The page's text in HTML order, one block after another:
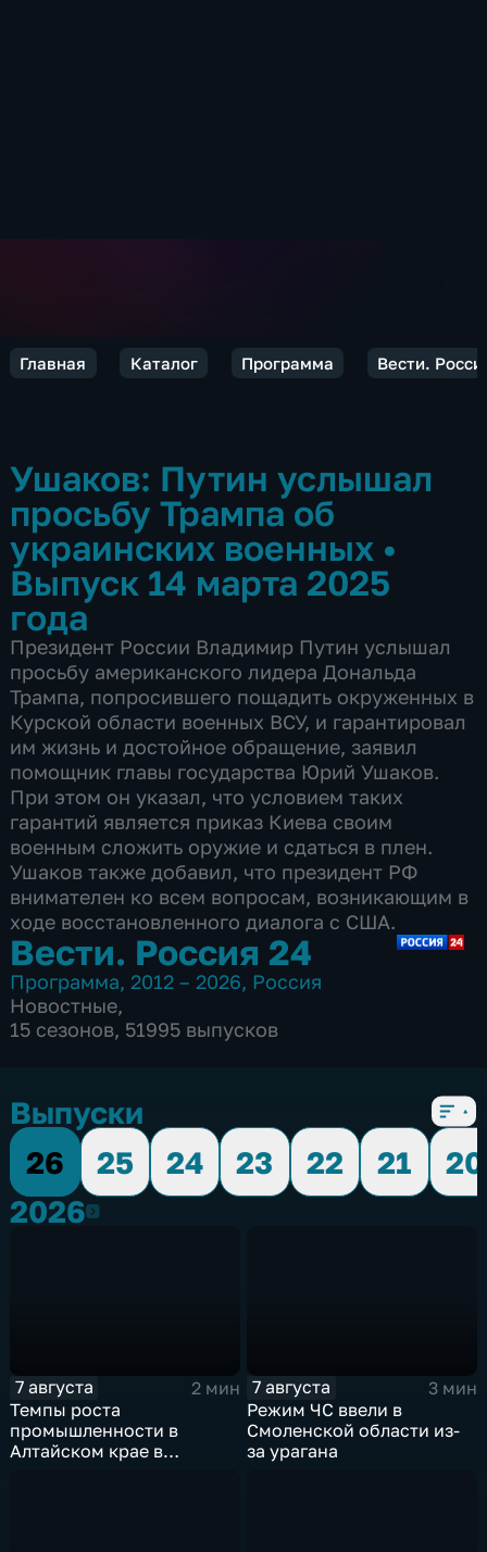
Главная Каталог Программа Вести.
Ушаков: Путин услышал
просьбу Трампа об
украинских военных •
Выпуск 14 марта 2025
года
Президент России Владимир Путин услышал
просьбу американского лидера Дональда
Трампа, попросившего пощадить окруженных в
Курской области военных ВСУ, и гарантировал
им жизнь и достойное обращение, заявил
помощник главы государства Юрий Ушаков.
При этом он указал, что условием таких
гарантий является приказ Киева своим
военным сложить оружие и сдаться в плен.
Ушаков также добавил, что президент РФ
внимателен ко всем вопросам, возникающим в
ходе восстановленного диалога с США.
Вести. Россия 24
Программа, 2012 – 2026, Россия
Новостные,
15 сезонов, 51995 выпусков
Выпуски
26
25 24 23 22 21
20
20262026
7 августа
2 мин
Темпы роста
промышленности в
Алтайском крае в
7 августа
3 мин
Режим ЧС ввели в
Смоленской области из-
за урагана